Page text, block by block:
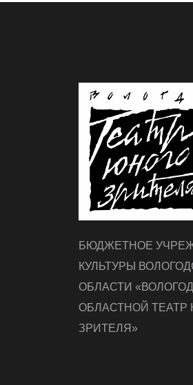
БЮДЖЕТНОЕ
КУЛЬТУРЫ
ОБЛАСТИ
ОБЛАСТНОЙ ТЕАТР
ЗРИТЕЛЯ»